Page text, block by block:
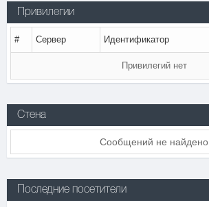
Привилегии
# Сервер Идентификатор
Привилегий нет
Стена
Сообщений не найдено
Последние посетители